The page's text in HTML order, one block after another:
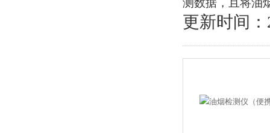
测数据，且将油
更新时间：